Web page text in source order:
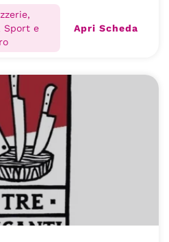
Sport e
Apri Scheda